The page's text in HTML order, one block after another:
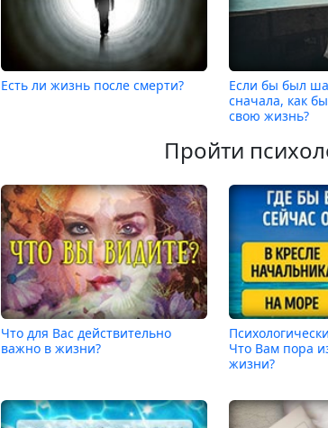
Есть ли жизнь после смерти?
Если бы был
сначала, как
свою жизнь?
Пройти
Что для Вас действительно
важно в жизни?
Что Вам пора
жизни?